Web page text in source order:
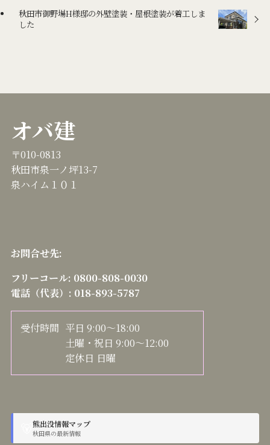
秋田市御野場H様邸の外壁塗装・屋根塗装が着工しま
した
オバ建
〒010-0813
秋田市泉一ノ坪13-7
泉ハイム１０１
お問合せ先:
フリーコール: 0800-808-0030
電話（代表）: 018-893-5787
受付時間 平日 9:00～18:00
土曜・祝日 9:00～12:00
定休日 日曜
熊出没情報マップ
秋田県の最新情報